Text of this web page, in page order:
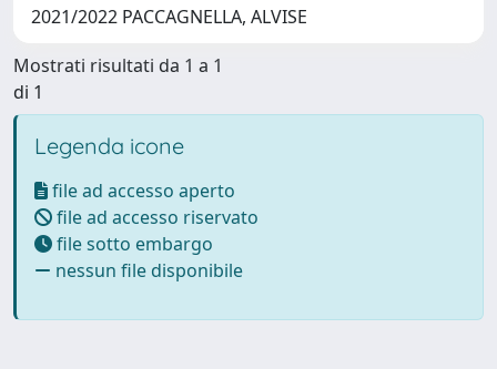
2021/2022 PACCAGNELLA, ALVISE
Mostrati risultati da 1 a 1
di 1
Legenda icone
file ad accesso aperto
file ad accesso riservato
file sotto embargo
nessun file disponibile